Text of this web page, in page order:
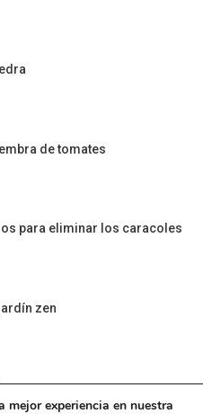
de tomates
para eliminar los caracoles
zen
experiencia en nuestra